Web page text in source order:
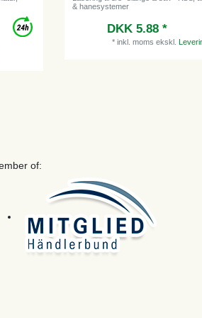
& hanesystemer
DKK 5.88 *
* inkl. moms ekskl.
of: